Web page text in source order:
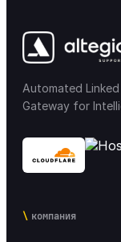
Automated
Gateway for
компания